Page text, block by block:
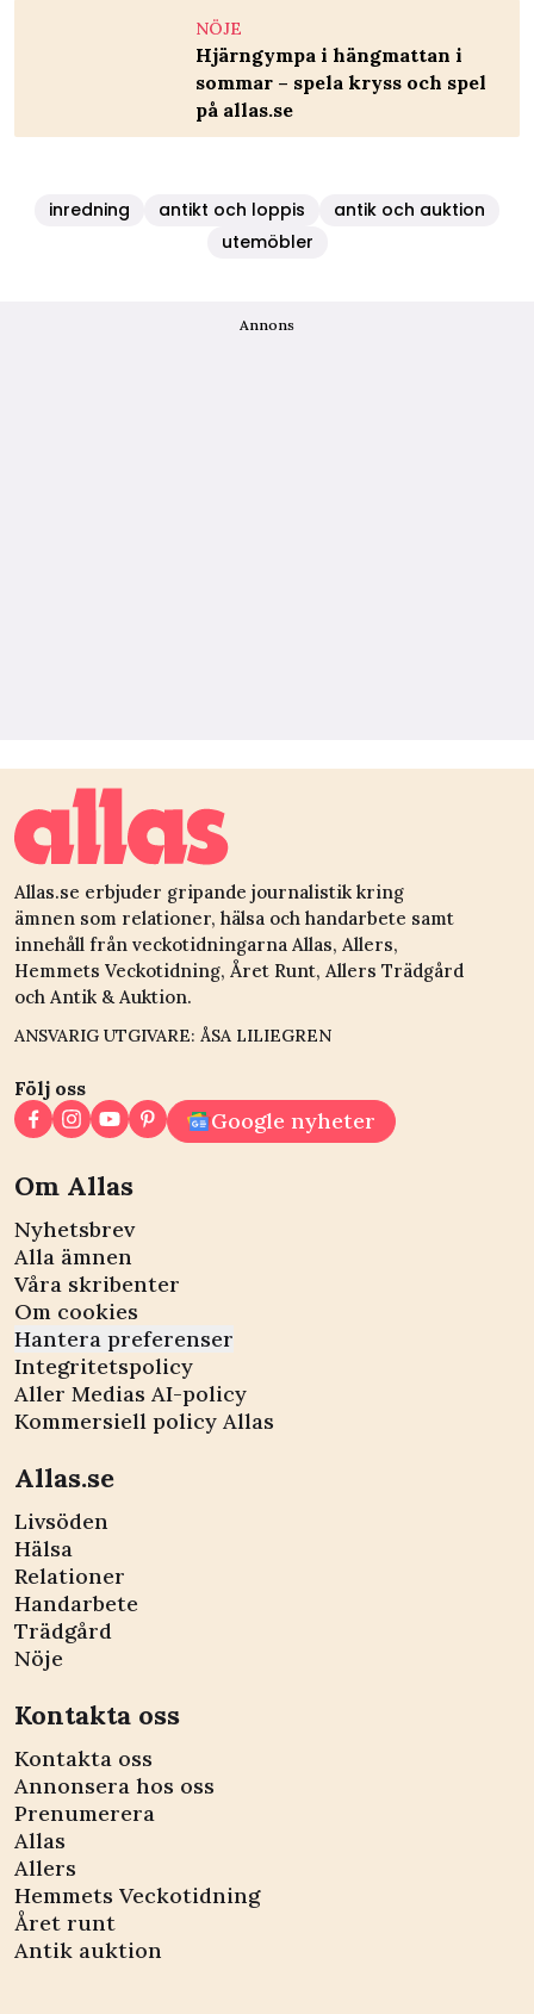
NÖJE
Hjärngympa i hängmattan i
sommar – spela kryss och spel
på allas.se
inredning antikt och loppis
antik och auktion
utemöbler
Annons
Allas.se erbjuder gripande journalistik kring
ämnen som relationer, hälsa och handarbete samt
innehåll från veckotidningarna Allas, Allers,
Hemmets Veckotidning, Året Runt, Allers Trädgård
och Antik & Auktion.
ANSVARIG UTGIVARE: ÅSA LILIEGREN
Följ oss
Google nyheter
Om Allas
Nyhetsbrev
Alla ämnen
Våra skribenter
Om cookies
Hantera preferenser
Integritetspolicy
Aller Medias AI-policy
Kommersiell policy Allas
Allas.se
Livsöden
Hälsa
Relationer
Handarbete
Trädgård
Nöje
Kontakta oss
Kontakta oss
Annonsera hos oss
Prenumerera
Allas
Allers
Hemmets Veckotidning
Året runt
Antik auktion